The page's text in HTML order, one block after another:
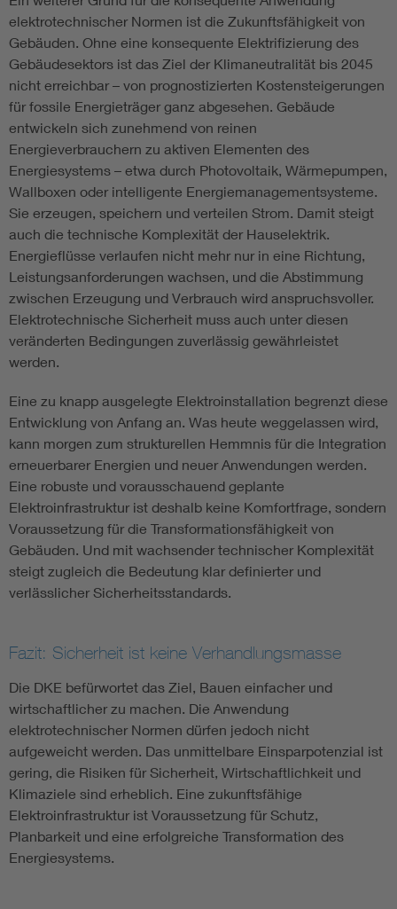
elektrotechnischer Normen ist die Zukunftsfähigkeit von
Gebäuden. Ohne eine konsequente Elektrifizierung des
Gebäudesektors ist das Ziel der Klimaneutralität bis 2045
nicht erreichbar – von prognostizierten Kostensteigerungen
für fossile Energieträger ganz abgesehen. Gebäude
entwickeln sich zunehmend von reinen
Energieverbrauchern zu aktiven Elementen des
Energiesystems – etwa durch Photovoltaik, Wärmepumpen,
Wallboxen oder intelligente Energiemanagementsysteme.
Sie erzeugen, speichern und verteilen Strom. Damit steigt
auch die technische Komplexität der Hauselektrik.
Energieflüsse verlaufen nicht mehr nur in eine Richtung,
Leistungsanforderungen wachsen, und die Abstimmung
zwischen Erzeugung und Verbrauch wird anspruchsvoller.
Elektrotechnische Sicherheit muss auch unter diesen
veränderten Bedingungen zuverlässig gewährleistet
werden.
Eine zu knapp ausgelegte Elektroinstallation begrenzt diese
Entwicklung von Anfang an. Was heute weggelassen wird,
kann morgen zum strukturellen Hemmnis für die Integration
erneuerbarer Energien und neuer Anwendungen werden.
Eine robuste und vorausschauend geplante
Elektroinfrastruktur ist deshalb keine Komfortfrage, sondern
Voraussetzung für die Transformationsfähigkeit von
Gebäuden. Und mit wachsender technischer Komplexität
steigt zugleich die Bedeutung klar definierter und
verlässlicher Sicherheitsstandards.
Fazit: Sicherheit ist keine Verhandlungsmasse
Die DKE befürwortet das Ziel, Bauen einfacher und
wirtschaftlicher zu machen. Die Anwendung
elektrotechnischer Normen dürfen jedoch nicht
aufgeweicht werden. Das unmittelbare Einsparpotenzial ist
gering, die Risiken für Sicherheit, Wirtschaftlichkeit und
Klimaziele sind erheblich. Eine zukunftsfähige
Elektroinfrastruktur ist Voraussetzung für Schutz,
Planbarkeit und eine erfolgreiche Transformation des
Energiesystems.